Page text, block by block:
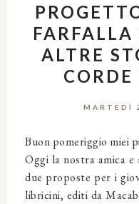
ALTRE
MARTEDÌ
Buon pomeriggio miei
Oggi la nostra amica
due proposte per i
libricini, editi da